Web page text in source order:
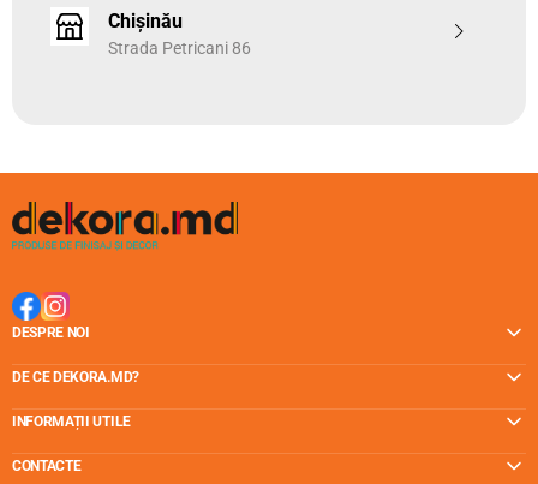
Chișinău
Strada Petricani 86
DESPRE NOI
DE CE DEKORA.MD?
INFORMAȚII UTILE
CONTACTE